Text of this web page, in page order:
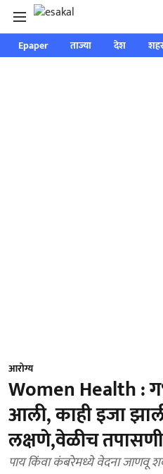
Epaper ताज्या देश
आरोग्य
Women Health :
आली, काही इजा
लक्षणे,वेळीच
पाय किंवा कंबरेमध्ये वेदना जाणवू